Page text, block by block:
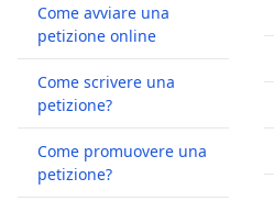
Come avviare una
petizione online
Come scrivere una
petizione?
Come promuovere una
petizione?